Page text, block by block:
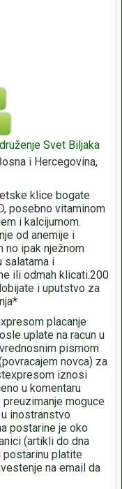
Svet Biljaka
i Hercegovina,
klice bogate
posebno vitaminom
i kalcijumom.
od anemije i
no ipak nježnom
salatama i
ili odmah klicati.200
i uputstvo za
placanje
uplate na racun u
pismom
novca) za
iznosi
u komentaru
moguce
u inostranstvo
postarine je oko
(artikli do dna
postarinu platite
na email da